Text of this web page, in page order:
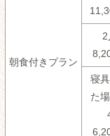
朝食付きプラン
2
寝
た